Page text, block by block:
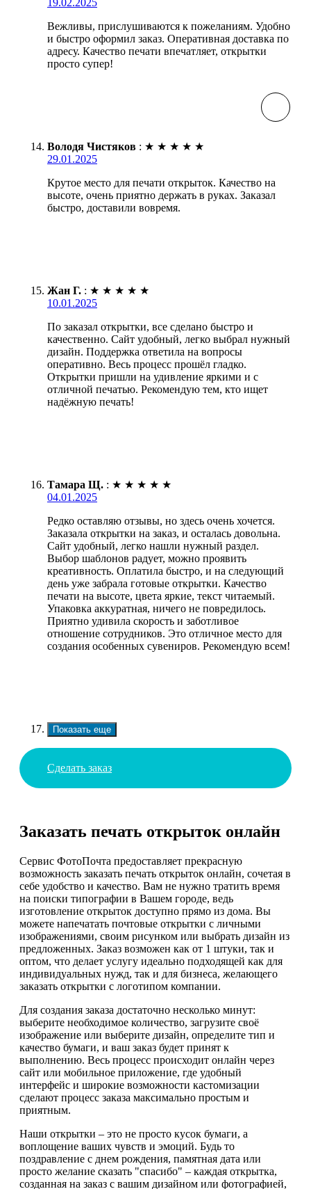
Вежливы, прислушиваются к пожеланиям. Удобно
и быстро оформил заказ. Оперативная доставка по
адресу. Качество печати впечатляет, открытки
просто супер!
Володя Чистяков : ★ ★ ★ ★ ★
29.01.2025
Крутое место для печати открыток. Качество на
высоте, очень приятно держать в руках. Заказал
быстро, доставили вовремя.
Жан Г. : ★ ★ ★ ★ ★
10.01.2025
По заказал открытки, все сделано быстро и
качественно. Сайт удобный, легко выбрал нужный
дизайн. Поддержка ответила на вопросы
оперативно. Весь процесс прошёл гладко.
Открытки пришли на удивление яркими и с
отличной печатью. Рекомендую тем, кто ищет
надёжную печать!
Тамара Щ. : ★ ★ ★ ★ ★
04.01.2025
Редко оставляю отзывы, но здесь очень хочется.
Заказала открытки на заказ, и осталась довольна.
Сайт удобный, легко нашли нужный раздел.
Выбор шаблонов радует, можно проявить
креативность. Оплатила быстро, и на следующий
день уже забрала готовые открытки. Качество
печати на высоте, цвета яркие, текст читаемый.
Упаковка аккуратная, ничего не повредилось.
Приятно удивила скорость и заботливое
отношение сотрудников. Это отличное место для
создания особенных сувениров. Рекомендую всем!
Показать еще
Сделать заказ
Заказать печать открыток онлайн
Сервис ФотоПочта предоставляет прекрасную
возможность заказать печать открыток онлайн, сочетая в
себе удобство и качество. Вам не нужно тратить время
на поиски типографии в Вашем городе, ведь
изготовление открыток доступно прямо из дома. Вы
можете напечатать почтовые открытки с личными
изображениями, своим рисунком или выбрать дизайн из
предложенных. Заказ возможен как от 1 штуки, так и
оптом, что делает услугу идеально подходящей как для
индивидуальных нужд, так и для бизнеса, желающего
заказать открытки с логотипом компании.
Для создания заказа достаточно несколько минут:
выберите необходимое количество, загрузите своё
изображение или выберите дизайн, определите тип и
качество бумаги, и ваш заказ будет принят к
выполнению. Весь процесс происходит онлайн через
сайт или мобильное приложение, где удобный
интерфейс и широкие возможности кастомизации
сделают процесс заказа максимально простым и
приятным.
Наши открытки – это не просто кусок бумаги, а
воплощение ваших чувств и эмоций. Будь то
поздравление с днем рождения, памятная дата или
просто желание сказать "спасибо" – каждая открытка,
созданная на заказ с вашим дизайном или фотографией,